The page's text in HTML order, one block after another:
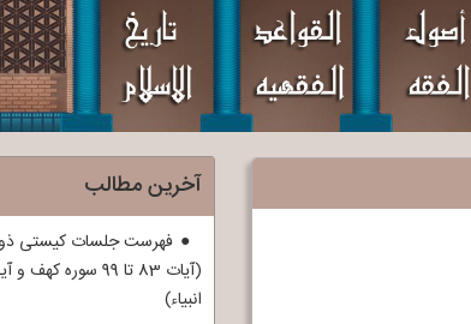
آخرین مطالب
فهرست جلسات کیستی
انبیاء)